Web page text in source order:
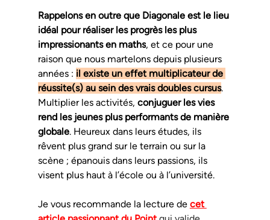
Rappelons en outre que Diagonale est le lieu
idéal pour réaliser les progrès les plus
impressionants en maths, et ce pour une
raison que nous martelons depuis plusieurs
années : il existe un effet multiplicateur de
réussite(s) au sein des vrais doubles cursus.
Multiplier les activités, conjuguer les vies
rend les jeunes plus performants de manière
globale. Heureux dans leurs études, ils
rêvent plus grand sur le terrain ou sur la
scène ; épanouis dans leurs passions, ils
visent plus haut à l’école ou à l’université.
Je vous recommande la lecture de cet